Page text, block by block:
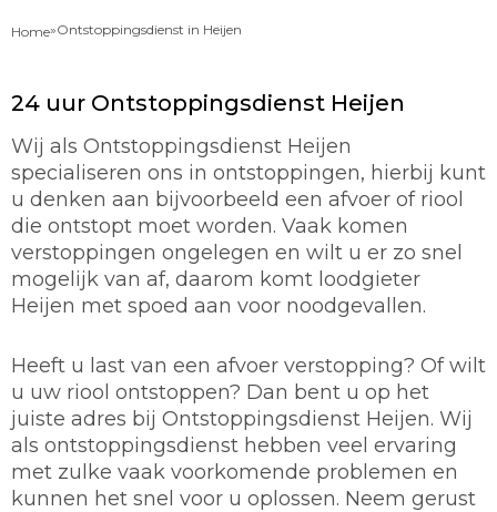
Home»Ontstoppingsdienst in Heijen
24 uur Ontstoppingsdienst Heijen
Wij als Ontstoppingsdienst Heijen
specialiseren ons in ontstoppingen, hierbij kunt
u denken aan bijvoorbeeld een afvoer of riool
die ontstopt moet worden. Vaak komen
verstoppingen ongelegen en wilt u er zo snel
mogelijk van af, daarom komt loodgieter
Heijen met spoed aan voor noodgevallen.
Heeft u last van een afvoer verstopping? Of wilt
u uw riool ontstoppen? Dan bent u op het
juiste adres bij Ontstoppingsdienst Heijen. Wij
als ontstoppingsdienst hebben veel ervaring
met zulke vaak voorkomende problemen en
kunnen het snel voor u oplossen. Neem gerust